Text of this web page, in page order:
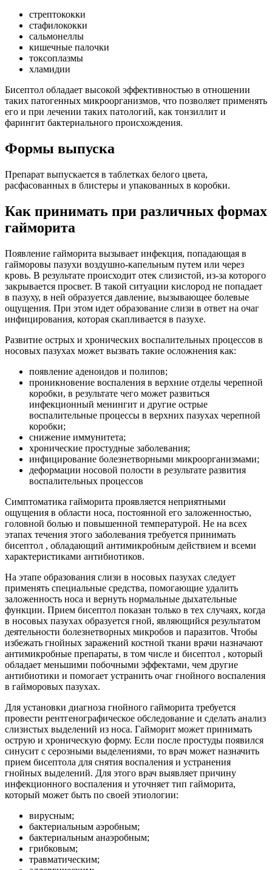
стрептококки
стафилококки
сальмонеллы
кишечные палочки
токсоплазмы
хламидии
Бисептол обладает высокой эффективностью в отношении
таких патогенных микроорганизмов, что позволяет применять
его и при лечении таких патологий, как тонзиллит и
фарингит бактериального происхождения.
Формы выпуска
Препарат выпускается в таблетках белого цвета,
расфасованных в блистеры и упакованных в коробки.
Как принимать при различных формах
гайморита
Появление гайморита вызывает инфекция, попадающая в
гайморовы пазухи воздушно-капельным путем или через
кровь. В результате происходит отек слизистой, из-за которого
закрывается просвет. В такой ситуации кислород не попадает
в пазуху, в ней образуется давление, вызывающее болевые
ощущения. При этом идет образование слизи в ответ на очаг
инфицирования, которая скапливается в пазухе.
Развитие острых и хронических воспалительных процессов в
носовых пазухах может вызвать такие осложнения как:
появление аденоидов и полипов;
проникновение воспаления в верхние отделы черепной
коробки, в результате чего может развиться
инфекционный менингит и другие острые
воспалительные процессы в верхних пазухах черепной
коробки;
снижение иммунитета;
хронические простудные заболевания;
инфицирование болезнетворными микроорганизмами;
деформации носовой полости в результате развития
воспалительных процессов
Симптоматика гайморита проявляется неприятными
ощущения в области носа, постоянной его заложенностью,
головной болью и повышенной температурой. Не на всех
этапах течения этого заболевания требуется принимать
бисептол , обладающий антимикробным действием и всеми
характеристиками антибиотиков.
На этапе образования слизи в носовых пазухах следует
применять специальные средства, помогающие удалить
заложенность носа и вернуть нормальные дыхательные
функции. Прием бисептол показан только в тех случаях, когда
в носовых пазухах образуется гной, являющийся результатом
деятельности болезнетворных микробов и паразитов. Чтобы
избежать гнойных заражений костной ткани врачи назначают
антимикробные препараты, в том числе и бисептол , который
обладает меньшими побочными эффектами, чем другие
антибиотики и помогает устранить очаг гнойного воспаления
в гайморовых пазухах.
Для установки диагноза гнойного гайморита требуется
провести рентгенографическое обследование и сделать анализ
слизистых выделений из носа. Гайморит может принимать
острую и хроническую форму. Если после простуды появился
синусит с серозными выделениями, то врач может назначить
прием бисептола для снятия воспаления и устранения
гнойных выделений. Для этого врач выявляет причину
инфекционного воспаления и уточняет тип гайморита,
который может быть по своей этиологии:
вирусным;
бактериальным аэробным;
бактериальным анаэробным;
грибковым;
травматическим;